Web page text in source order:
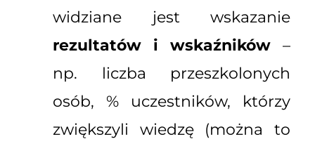
widziane jest wskazanie
rezultatów i wskaźników –
np. liczba przeszkolonych
osób, % uczestników, którzy
zwiększyli wiedzę (można to